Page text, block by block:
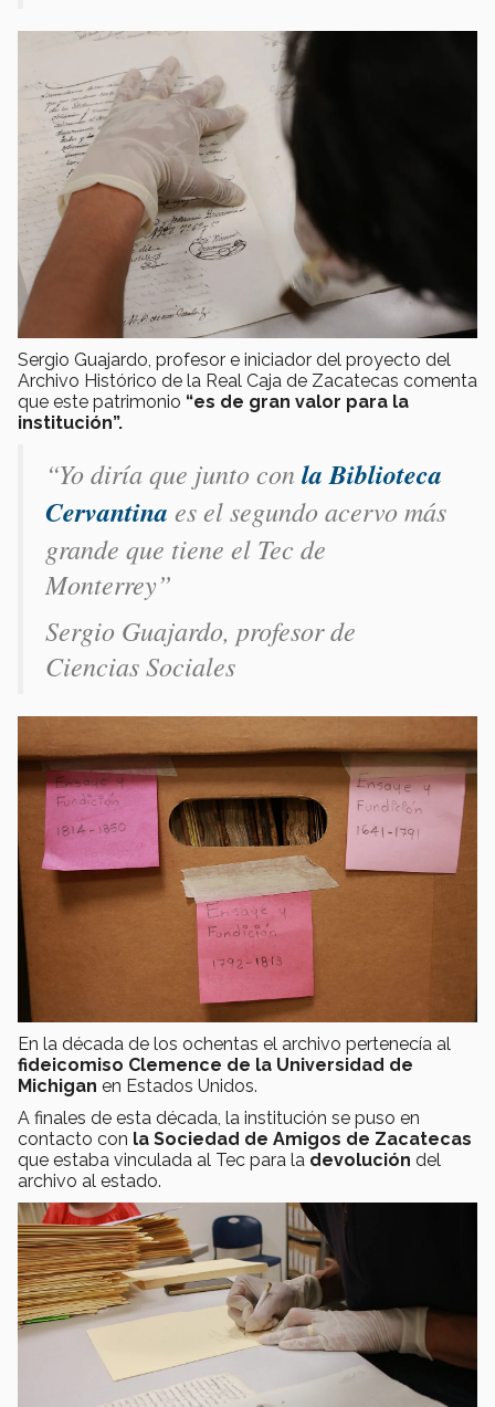
Sergio Guajardo, profesor e iniciador del proyecto del
Archivo Histórico de la Real Caja de Zacatecas comenta
que este patrimonio “es de gran valor para la
institución”.
“Yo diría que junto con la Biblioteca
Cervantina es el segundo acervo más
grande que tiene el Tec de
Monterrey”
Sergio Guajardo, profesor de
Ciencias Sociales
En la década de los ochentas el archivo pertenecía al
fideicomiso Clemence de la Universidad de
Michigan en Estados Unidos.
A finales de esta década, la institución se puso en
contacto con la Sociedad de Amigos de Zacatecas
que estaba vinculada al Tec para la devolución del
archivo al estado.